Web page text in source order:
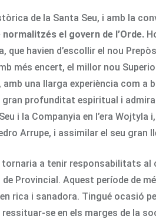
de la Santa Seu, i amb la
el govern de l’Orde.
havien d’escollir el nou
més encert, el millor nou
una llarga experiència com a
profunditat espiritual i
i la Companyia en l’era Wojtyla
Arrupe, i assimilar el seu gran
a tenir responsabilitats al
Provincial. Aquest període de
rica i sanadora. Tingué ocasió
se en els marges de la